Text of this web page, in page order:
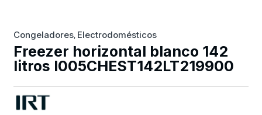
Congeladores, Electrodomésticos
Freezer horizontal blanco 142
litros I005CHEST142LT219900